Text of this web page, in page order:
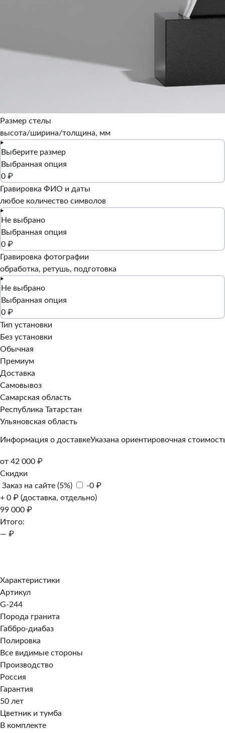
Размер стелы
высота/ширина/толщина, мм
Выберите размер
Выбранная опция
0 ₽
Гравировка ФИО и даты
любое количество символов
Не выбрано
Выбранная опция
0 ₽
Гравировка фотографии
обработка, ретушь, подготовка
Не выбрано
Выбранная опция
0 ₽
Тип установки
Без установки
Обычная
Премиум
Доставка
Самовывоз
Самарская область
Республика Татарстан
Ульяновская область
Информация о доставкеУказана ориентировочная
от 42 000 ₽
Скидки
Заказ на сайте (5%)
-0 ₽
+ 0 ₽ (доставка, отдельно)
99 000 ₽
Итого:
— ₽
Характеристики
Артикул
G-244
Порода гранита
Габбро-диабаз
Полировка
Все видимые стороны
Производство
Россия
Гарантия
50 лет
Цветник и тумба
В комплекте